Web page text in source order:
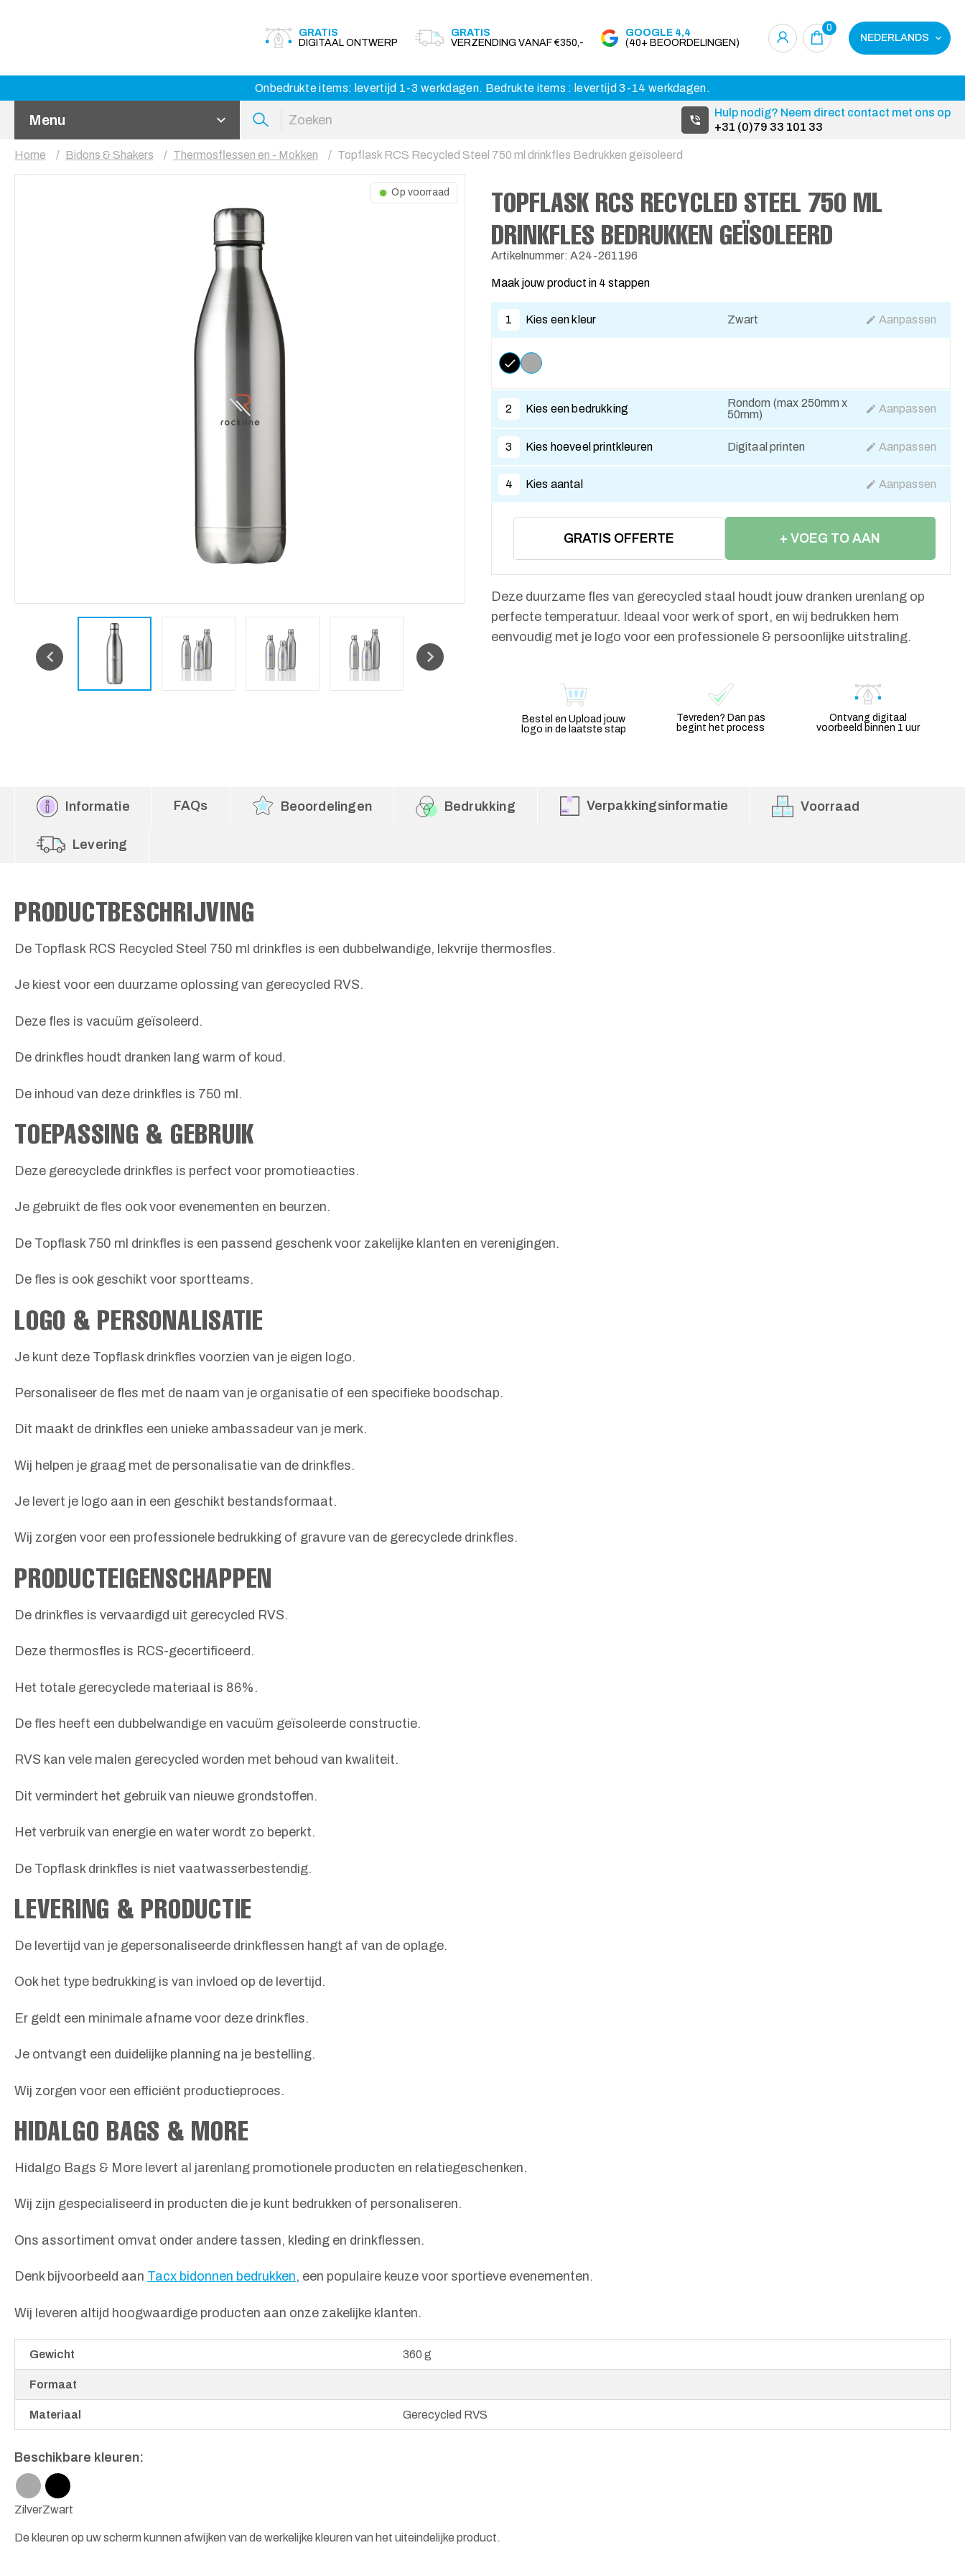
GRATIS
DIGITAAL ONTWERP
GRATIS
VERZENDING VANAF €350,-
GOOGLE 4,4
(40+ BEOORDELINGEN)
0
NEDERLANDS
Onbedrukte items: levertijd 1-3 werkdagen. Bedrukte items : levertijd 3-14 werkdagen.
Menu
Hulp nodig? Neem direct contact met ons op
+31 (0)79 33 101 33
Home Bidons & Shakers Thermosflessen en - Mokken Topflask RCS Recycled Steel 750 ml drinkfles Bedrukken geïsoleerd
Op voorraad
TOPFLASK RCS RECYCLED STEEL 750 ML
DRINKFLES BEDRUKKEN GEÏSOLEERD
Artikelnummer: A24-261196
Maak jouw product in 4 stappen
1 Kies een kleur Zwart Aanpassen
2 Kies een bedrukking
Rondom (max 250mm x
50mm)
Aanpassen
3 Kies hoeveel printkleuren Digitaal printen Aanpassen
4 Kies aantal Aanpassen
GRATIS OFFERTE + VOEG TO AAN
Deze duurzame fles van gerecycled staal houdt jouw dranken urenlang op
perfecte temperatuur. Ideaal voor werk of sport, en wij bedrukken hem
eenvoudig met je logo voor een professionele & persoonlijke uitstraling.
Bestel en Upload jouw
logo in de laatste stap
Tevreden? Dan pas
begint het process
Ontvang digitaal
voorbeeld binnen 1 uur
Informatie FAQs Beoordelingen Bedrukking Verpakkingsinformatie Voorraad
Levering
PRODUCTBESCHRIJVING
De Topflask RCS Recycled Steel 750 ml drinkfles is een dubbelwandige, lekvrije thermosfles.
Je kiest voor een duurzame oplossing van gerecycled RVS.
Deze fles is vacuüm geïsoleerd.
De drinkfles houdt dranken lang warm of koud.
De inhoud van deze drinkfles is 750 ml.
TOEPASSING & GEBRUIK
Deze gerecyclede drinkfles is perfect voor promotieacties.
Je gebruikt de fles ook voor evenementen en beurzen.
De Topflask 750 ml drinkfles is een passend geschenk voor zakelijke klanten en verenigingen.
De fles is ook geschikt voor sportteams.
LOGO & PERSONALISATIE
Je kunt deze Topflask drinkfles voorzien van je eigen logo.
Personaliseer de fles met de naam van je organisatie of een specifieke boodschap.
Dit maakt de drinkfles een unieke ambassadeur van je merk.
Wij helpen je graag met de personalisatie van de drinkfles.
Je levert je logo aan in een geschikt bestandsformaat.
Wij zorgen voor een professionele bedrukking of gravure van de gerecyclede drinkfles.
PRODUCTEIGENSCHAPPEN
De drinkfles is vervaardigd uit gerecycled RVS.
Deze thermosfles is RCS-gecertificeerd.
Het totale gerecyclede materiaal is 86%.
De fles heeft een dubbelwandige en vacuüm geïsoleerde constructie.
RVS kan vele malen gerecycled worden met behoud van kwaliteit.
Dit vermindert het gebruik van nieuwe grondstoffen.
Het verbruik van energie en water wordt zo beperkt.
De Topflask drinkfles is niet vaatwasserbestendig.
LEVERING & PRODUCTIE
De levertijd van je gepersonaliseerde drinkflessen hangt af van de oplage.
Ook het type bedrukking is van invloed op de levertijd.
Er geldt een minimale afname voor deze drinkfles.
Je ontvangt een duidelijke planning na je bestelling.
Wij zorgen voor een efficiënt productieproces.
HIDALGO BAGS & MORE
Hidalgo Bags & More levert al jarenlang promotionele producten en relatiegeschenken.
Wij zijn gespecialiseerd in producten die je kunt bedrukken of personaliseren.
Ons assortiment omvat onder andere tassen, kleding en drinkflessen.
Denk bijvoorbeeld aan Tacx bidonnen bedrukken, een populaire keuze voor sportieve evenementen.
Wij leveren altijd hoogwaardige producten aan onze zakelijke klanten.
Gewicht 360 g
Formaat
Materiaal Gerecycled RVS
Beschikbare kleuren:
ZilverZwart
De kleuren op uw scherm kunnen afwijken van de werkelijke kleuren van het uiteindelijke product.